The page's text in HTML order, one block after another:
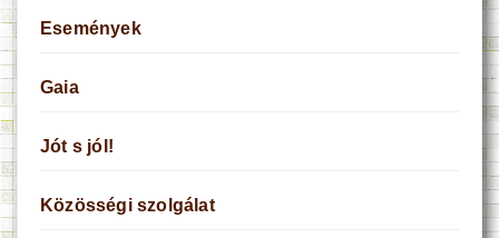
Események
Gaia
Jót s jól!
Közösségi szolgálat